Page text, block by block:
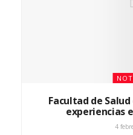
Facultad de
experiencias
4